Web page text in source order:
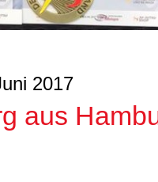
2017
aus